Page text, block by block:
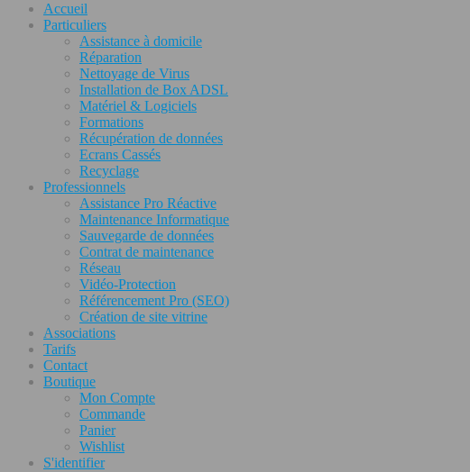
Accueil
Particuliers
Assistance à domicile
Réparation
Nettoyage de Virus
Installation de Box ADSL
Matériel & Logiciels
Formations
Récupération de données
Ecrans Cassés
Recyclage
Professionnels
Assistance Pro Réactive
Maintenance Informatique
Sauvegarde de données
Contrat de maintenance
Réseau
Vidéo-Protection
Référencement Pro (SEO)
Création de site vitrine
Associations
Tarifs
Contact
Boutique
Mon Compte
Commande
Panier
Wishlist
S'identifier